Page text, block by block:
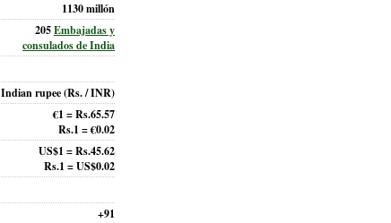
1130 millón
205Embajadas y
consulados de India
Indian rupee(Rs. / INR)
€1 = Rs.65.57
Rs.1 = €0.02
US$1 = Rs.45.62
Rs.1 = US$0.02
+91